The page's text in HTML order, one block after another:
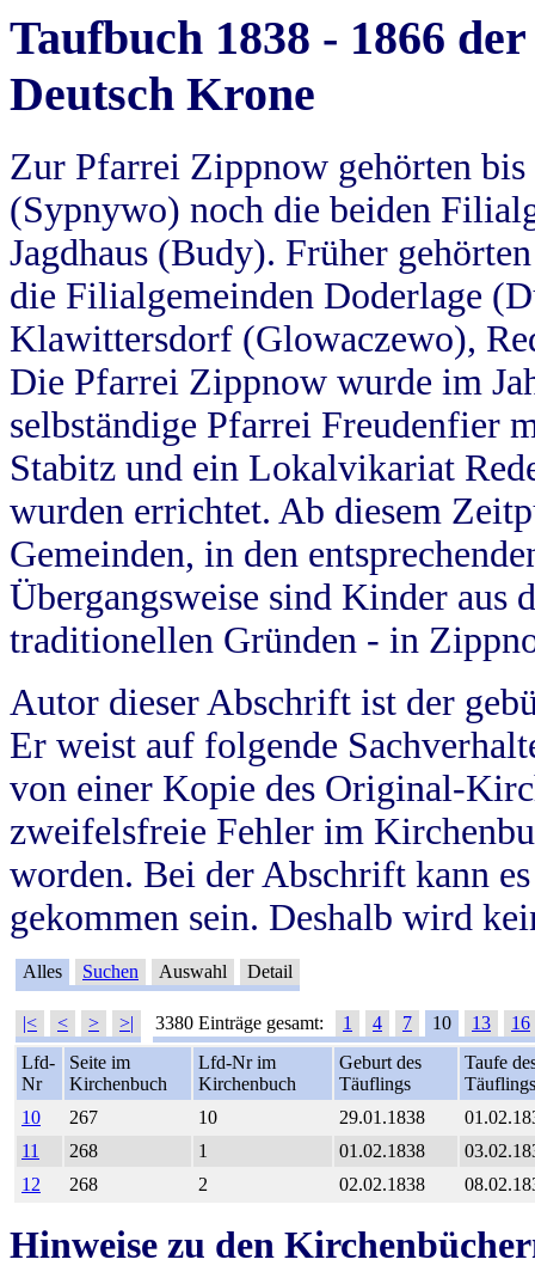
Taufbuch 1838 - 1866
Deutsch Krone
Zur Pfarrei Zippnow gehörten
(Sypnywo) noch die beiden
Jagdhaus (Budy). Früher
die Filialgemeinden Doderlage
Klawittersdorf (Glowaczewo),
Die Pfarrei Zippnow wurde im
selbständige Pfarrei Freudenfier
Stabitz und ein Lokalvikariat
wurden errichtet. Ab diesem
Gemeinden, in den
Übergangsweise sind Kinder aus
traditionellen Gründen - in
Autor dieser Abschrift ist der
Er weist auf folgende
von einer Kopie des Original-
zweifelsfreie Fehler im
worden. Bei der Abschrift kann
gekommen sein. Deshalb wird
Alles Suchen Auswahl Detail
|< < > >| 3380 Einträge gesamt: 1 4 7 10 13
16
Lfd-
Nr
Seite im
Kirchenbuch
Lfd-Nr im
Kirchenbuch
Geburt des
Täuflings
Taufe
Täuflings
10
267 10 29.01.1838
11
268 1 01.02.1838
12
268 2 02.02.1838
Hinweise zu den